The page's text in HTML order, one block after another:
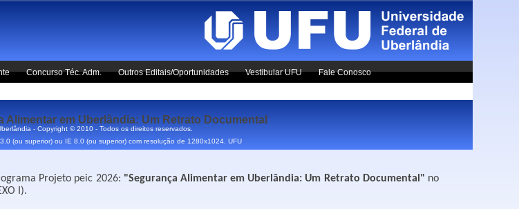
Concurso Téc. Adm. Outros Editais/Oportunidades Vestibular UFU Fale Conosco
em Uberlândia: Um Retrato Documental
Projeto peic 2026: "Segurança Alimentar em Uberlândia: Um Retrato Documental" no
I).
- Copyright © 2010 - Todos os direitos reservados.
(ou superior) ou IE 8.0 (ou superior) com resolução de 1280x1024. UFU